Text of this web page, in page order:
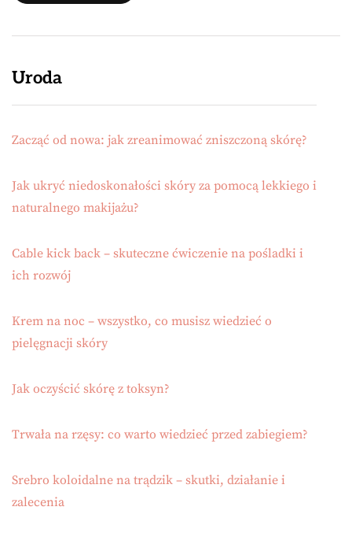
Uroda
Zacząć od nowa: jak zreanimować zniszczoną skórę?
Jak ukryć niedoskonałości skóry za pomocą lekkiego i
naturalnego makijażu?
Cable kick back – skuteczne ćwiczenie na pośladki i
ich rozwój
Krem na noc – wszystko, co musisz wiedzieć o
pielęgnacji skóry
Jak oczyścić skórę z toksyn?
Trwała na rzęsy: co warto wiedzieć przed zabiegiem?
Srebro koloidalne na trądzik – skutki, działanie i
zalecenia